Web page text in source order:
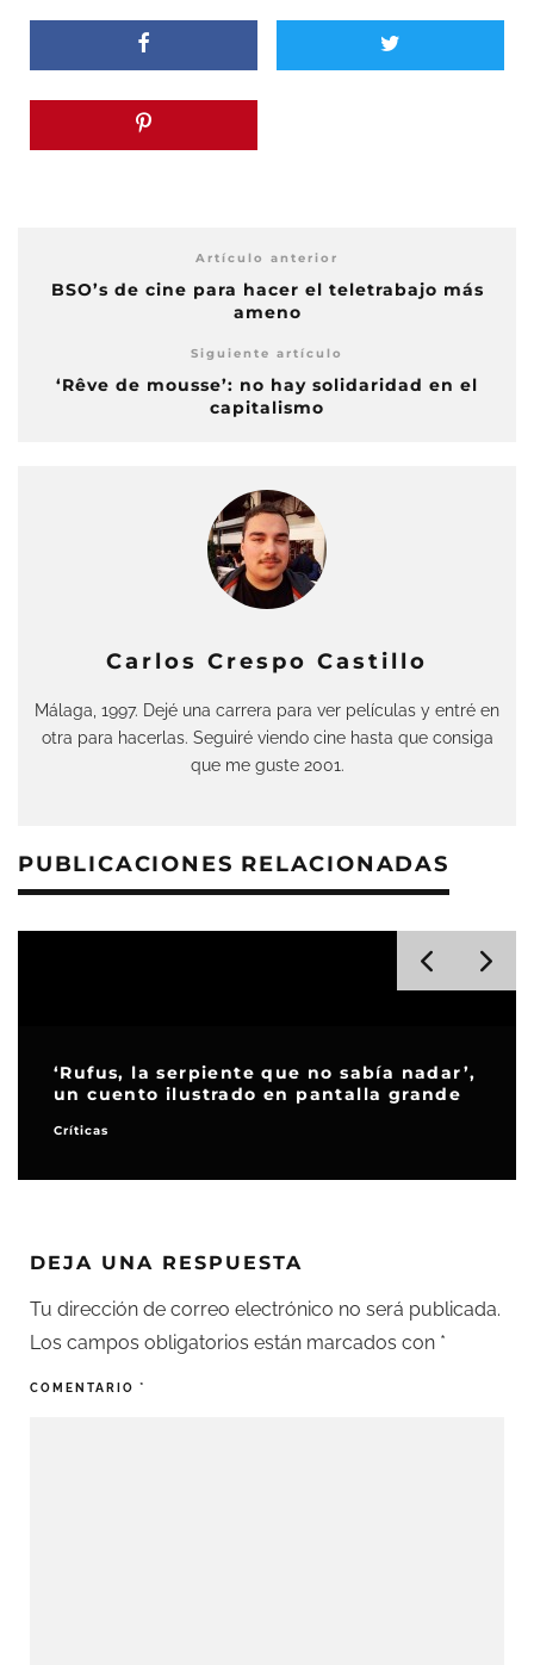
Artículo anterior
BSO’s de cine para hacer el teletrabajo más
ameno
Siguiente artículo
‘Rêve de mousse’: no hay solidaridad en el
capitalismo
Carlos Crespo Castillo
Málaga, 1997. Dejé una carrera para ver películas y entré en
otra para hacerlas. Seguiré viendo cine hasta que consiga
que me guste 2001.
PUBLICACIONES RELACIONADAS
‘Rufus, la serpiente que no sabía nadar’,
un cuento ilustrado en pantalla grande
Críticas
DEJA UNA RESPUESTA
Tu dirección de correo electrónico no será publicada.
Los campos obligatorios están marcados con *
COMENTARIO *